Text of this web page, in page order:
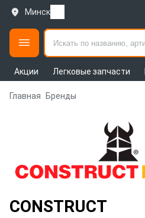
Минск
Акции Легковые запчасти
Главная Бренды
CONSTRUCT